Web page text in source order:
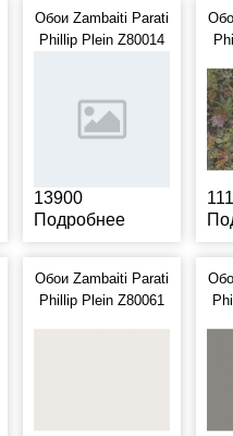
Обои Zambaiti Parati
Phillip Plein Z80014
13900
Подробнее
Обои Zambaiti Parati
Phillip Plein Z80061